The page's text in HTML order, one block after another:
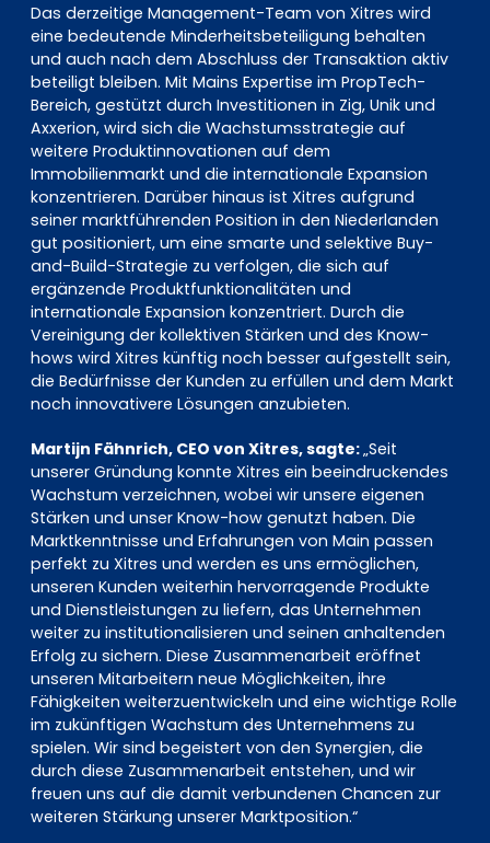
Das derzeitige Management-Team von Xitres wird
eine bedeutende Minderheitsbeteiligung behalten
und auch nach dem Abschluss der Transaktion aktiv
beteiligt bleiben. Mit Mains Expertise im PropTech-
Bereich, gestützt durch Investitionen in Zig, Unik und
Axxerion, wird sich die Wachstumsstrategie auf
weitere Produktinnovationen auf dem
Immobilienmarkt und die internationale Expansion
konzentrieren. Darüber hinaus ist Xitres aufgrund
seiner marktführenden Position in den Niederlanden
gut positioniert, um eine smarte und selektive Buy-
and-Build-Strategie zu verfolgen, die sich auf
ergänzende Produktfunktionalitäten und
internationale Expansion konzentriert. Durch die
Vereinigung der kollektiven Stärken und des Know-
hows wird Xitres künftig noch besser aufgestellt sein,
die Bedürfnisse der Kunden zu erfüllen und dem Markt
noch innovativere Lösungen anzubieten.
Martijn Fähnrich, CEO von Xitres, sagte:„Seit
unserer Gründung konnte Xitres ein beeindruckendes
Wachstum verzeichnen, wobei wir unsere eigenen
Stärken und unser Know-how genutzt haben. Die
Marktkenntnisse und Erfahrungen von Main passen
perfekt zu Xitres und werden es uns ermöglichen,
unseren Kunden weiterhin hervorragende Produkte
und Dienstleistungen zu liefern, das Unternehmen
weiter zu institutionalisieren und seinen anhaltenden
Erfolg zu sichern. Diese Zusammenarbeit eröffnet
unseren Mitarbeitern neue Möglichkeiten, ihre
Fähigkeiten weiterzuentwickeln und eine wichtige Rolle
im zukünftigen Wachstum des Unternehmens zu
spielen. Wir sind begeistert von den Synergien, die
durch diese Zusammenarbeit entstehen, und wir
freuen uns auf die damit verbundenen Chancen zur
weiteren Stärkung unserer Marktposition.“